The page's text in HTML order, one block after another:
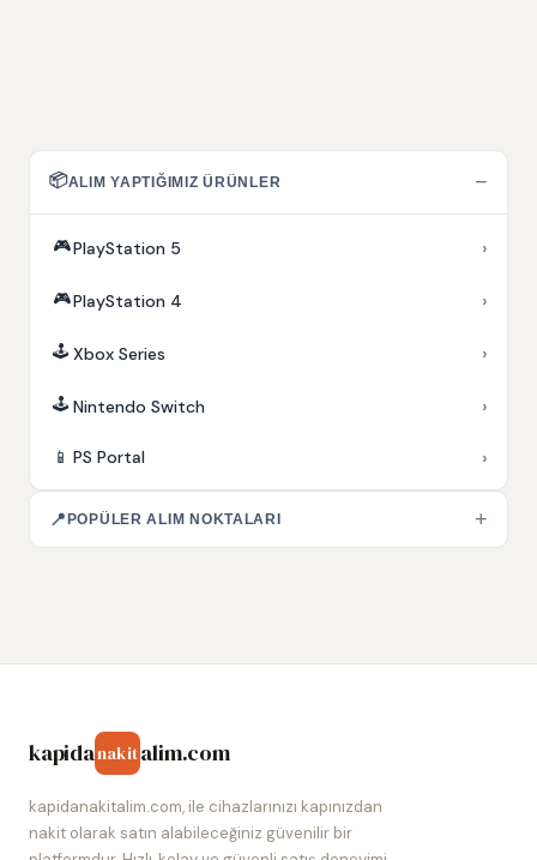
📦ALIM YAPTIĞIMIZ ÜRÜNLER −
🎮PlayStation 5 ›
🎮PlayStation 4 ›
🕹️ Xbox Series ›
🕹️ Nintendo Switch ›
📱 PS Portal ›
📍 POPÜLER ALIM NOKTALARI +
kapidanakitalim.com
kapidanakitalim.com, ile cihazlarınızı kapınızdan
nakit olarak satın alabileceğiniz güvenilir bir